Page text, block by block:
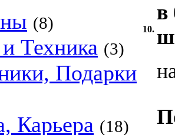
(8)
Техника (3)
Подарки
Карьера (18)
10.
в